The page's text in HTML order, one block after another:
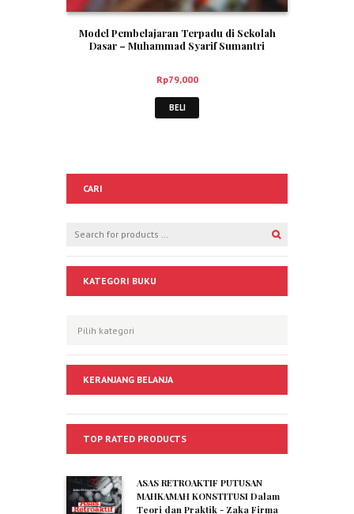
Model Pembelajaran Terpadu di Sekolah
Dasar – Muhammad Syarif Sumantri
Rp79,000
BELI
CARI
KATEGORI BUKU
KERANJANG BELANJA
TOP RATED PRODUCTS
ASAS RETROAKTIF PUTUSAN
MAHKAMAH KONSTITUSI Dalam
Teori dan Praktik - Zaka Firma